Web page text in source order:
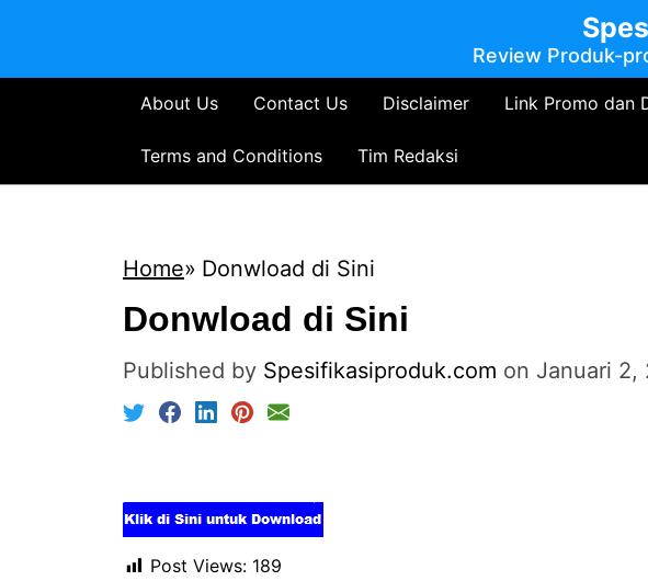
Review Produk-
About Us Contact Us Disclaimer Link Promo dan
Terms and Conditions Tim Redaksi
Home Donwload di Sini
Donwload di Sini
Published by Spesifikasiproduk.com on Januari 2,
Post Views: 189